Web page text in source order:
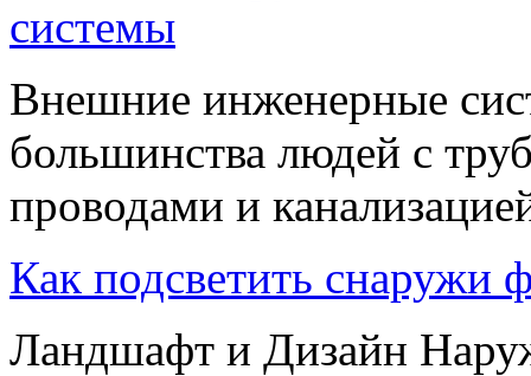
системы
Внешние инженерные
большинства людей с
проводами и
Как подсветить снаружи
Ландшафт и Дизайн